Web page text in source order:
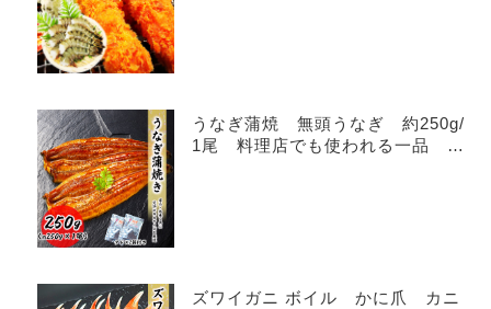
うなぎ蒲焼 無頭うなぎ 約250g/
1尾 料理店でも使われる一品 真
ズワイガニ ボイル かに爪 カニ